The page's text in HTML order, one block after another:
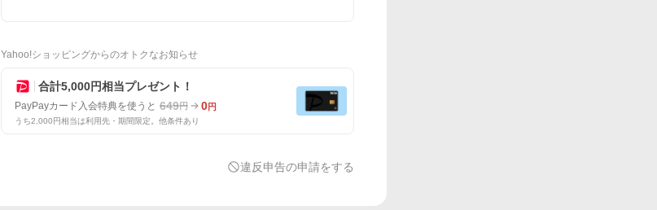
Yahoo!ショッピングからのオトクなお知らせ
合計5,000円相当プレゼント！
PayPayカード入会特典を使うと 649円 0円
うち2,000円相当は利用先・期間限定。他条件あり
違反申告の申請をする